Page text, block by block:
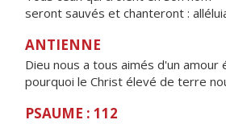
seront sauvés et chanteront :
ANTIENNE
Dieu nous a tous aimés d'un amour
pourquoi le Christ élevé de terre
PSAUME : 112